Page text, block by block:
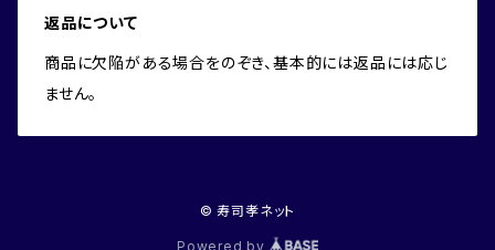
返品について
商品に欠陥がある場合をのぞき、基本的には返品には応じ
ません。
© 寿司孝ネット
Powered by